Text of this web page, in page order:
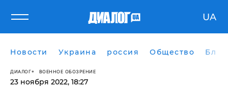
UA
Новости Украина россия Общество
ДИАЛОГ ВОЕННОЕ ОБОЗРЕНИЕ
23 ноября 2022, 18:27